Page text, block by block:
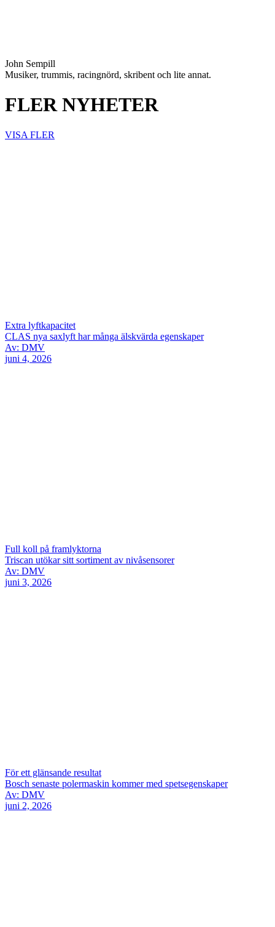
John Sempill
Musiker, trummis, racingnörd, skribent och lite annat.
FLER NYHETER
VISA FLER
Extra lyftkapacitet
CLAS nya saxlyft har många älskvärda egenskaper
Av: DMV
juni 4, 2026
Full koll på framlyktorna
Triscan utökar sitt sortiment av nivåsensorer
Av: DMV
juni 3, 2026
För ett glänsande resultat
Bosch senaste polermaskin kommer med spetsegenskaper
Av: DMV
juni 2, 2026